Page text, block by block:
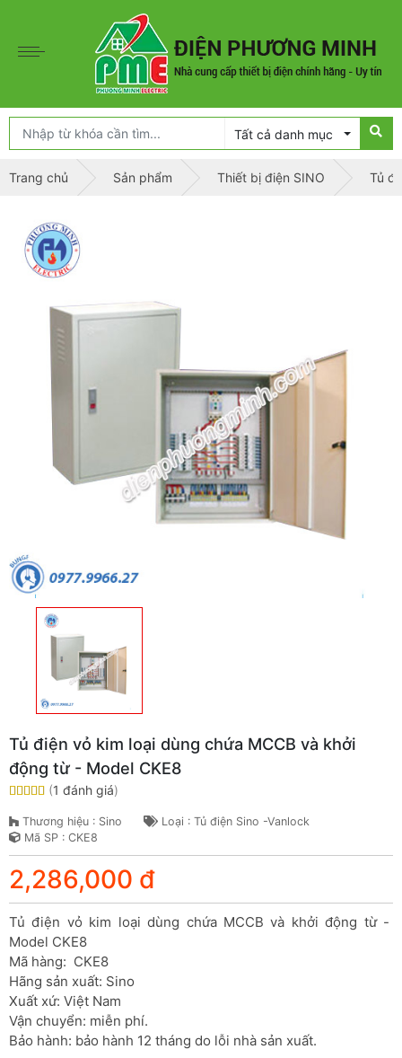
Tất cả danh mục
Trang chủ Sản phẩm Thiết bị điện SINO Tủ
Tủ điện vỏ kim loại dùng chứa MCCB và khởi
động từ - Model CKE8
(1 đánh giá)
Thương hiệu : Sino
Loại : Tủ điện Sino -Vanlock
Mã SP : CKE8
2,286,000 đ
Tủ điện vỏ kim loại dùng chứa MCCB và khởi động từ -
Model CKE8
Mã hàng:  CKE8
Hãng sản xuất: Sino
Xuất xứ: Việt Nam
Vận chuyển: miễn phí.
Bảo hành: bảo hành 12 tháng do lỗi nhà sản xuất.